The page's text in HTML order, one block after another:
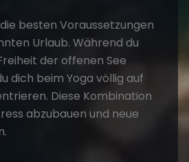
besten Voraussetzungen
Urlaub. Während du
der offenen See
dich beim Yoga völlig auf
Diese Kombination
abzubauen und neue